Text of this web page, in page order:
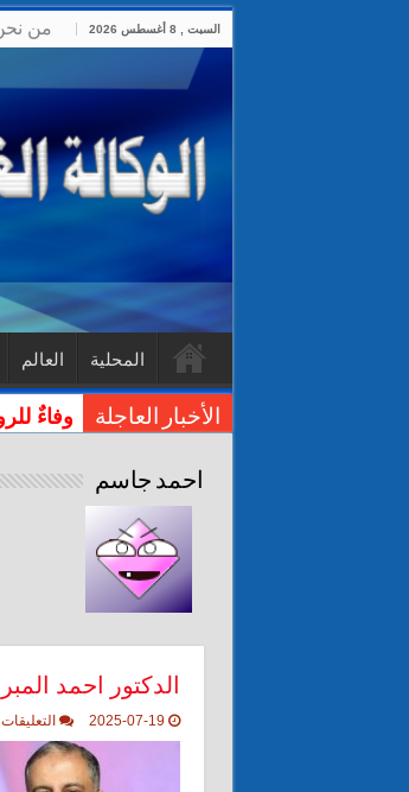
السبت , 8 أغسطس 2026 من
المحلية العالم
الأخبار العاجلة وفاءٌ
احمد جاسم
الدكتور احمد
2025-07-19 التعليقات